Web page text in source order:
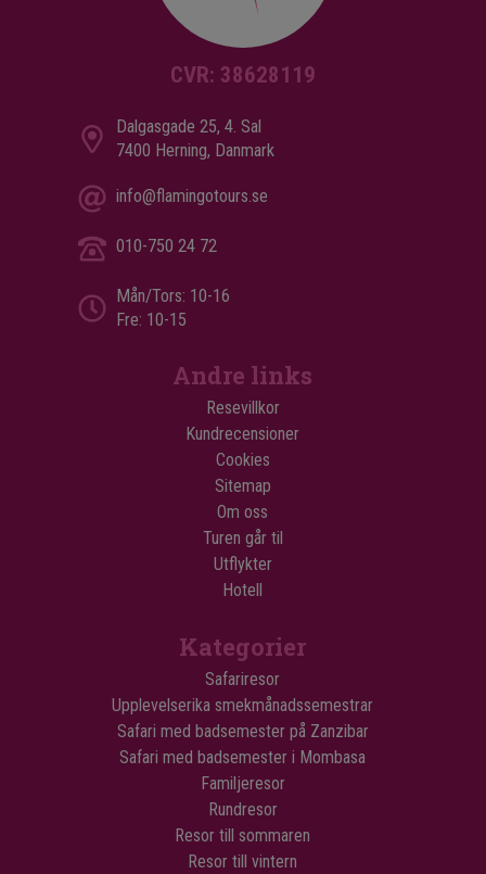
CVR: 38628119
Dalgasgade 25, 4. Sal
7400 Herning, Danmark
info@flamingotours.se
010-750 24 72
Mån/Tors: 10-16
Fre: 10-15
Andre links
Resevillkor
Kundrecensioner
Cookies
Sitemap
Om oss
Turen går til
Utflykter
Hotell
Kategorier
Safariresor
Upplevelserika smekmånadssemestrar
Safari med badsemester på Zanzibar
Safari med badsemester i Mombasa
Familjeresor
Rundresor
Resor till sommaren
Resor till vintern